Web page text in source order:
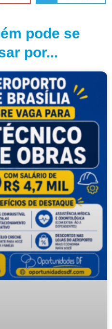
pode se
por...